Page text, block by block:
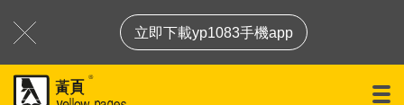
立即下載yp1083手機app